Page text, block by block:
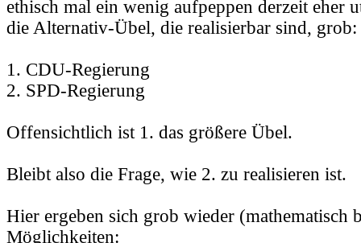
ethisch mal ein wenig aufpeppen derzeit eher
die Alternativ-Übel, die realisierbar sind, grob:
1. CDU-Regierung
2. SPD-Regierung
Offensichtlich ist 1. das größere Übel.
Bleibt also die Frage, wie 2. zu realisieren ist.
Hier ergeben sich grob wieder (mathematisch
Möglichkeiten: